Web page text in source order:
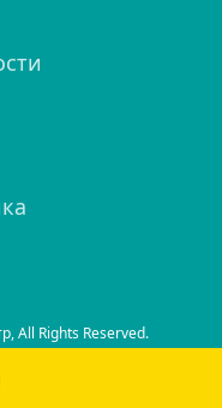
All Rights Reserved.